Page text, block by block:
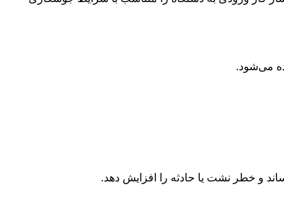
و خطر نشت یا حادثه را افزایش دهد.